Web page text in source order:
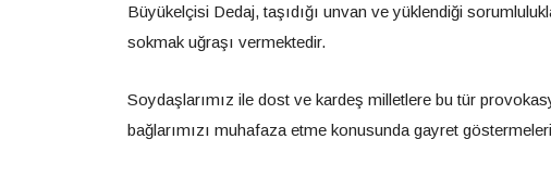
Büyükelçisi Dedaj, taşıdığı unvan ve yüklendiği sorum
sokmak uğraşı vermektedir.
Soydaşlarımız ile dost ve kardeş milletlere bu tür
bağlarımızı muhafaza etme konusunda gayret